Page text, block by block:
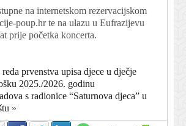
na internetskom rezervacijskom
poup.hr te na ulazu u Eufrazijevu
prije početka koncerta.
prvenstva upisa djece u dječje
2025./2026. godinu
s radionice “Saturnova djeca” u
»